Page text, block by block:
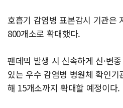
호흡기 감염병 표본감시 기관은
800개소로 확대했다.
팬데믹 발생 시 신속하게 신·변
있는 우수 감염병 병원체 확인
해 15개소까지 확대할 예정이다.